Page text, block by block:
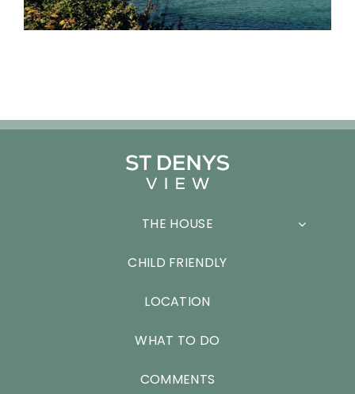
THE HOUSE
CHILD FRIENDLY
LOCATION
WHAT TO DO
COMMENTS